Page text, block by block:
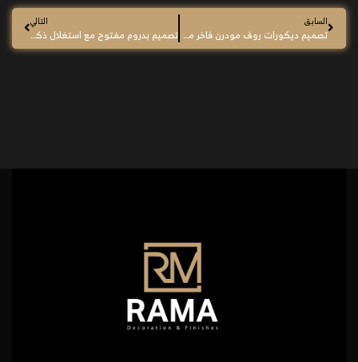
السابق
تصميم ديكورات روف مودرن فاخر من تنفيذ شركة راما للديكور
التالي
تصميم بدروم مفتوح مع استغلال ذكي للمساحات من شركة راما